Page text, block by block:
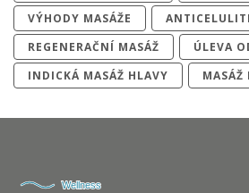
VÝHODY MASÁŽE
REGENERAČNÍ MASÁŽ
ÚLEVA
INDICKÁ MASÁŽ HLAVY
MASÁŽ